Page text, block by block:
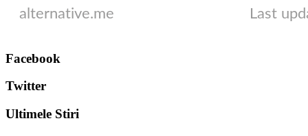
Facebook
Twitter
Ultimele Stiri